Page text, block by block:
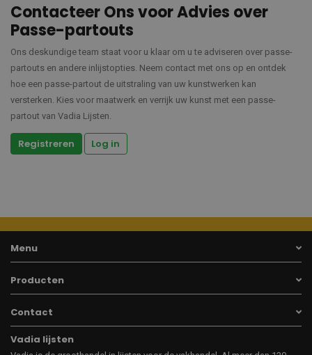
Contacteer Ons voor Advies over
Passe-partouts
Ons deskundige team staat voor u klaar om u te adviseren over passe-
partouts en andere inlijstopties. Neem contact met ons op en ontdek
hoe een passe-partout de uitstraling van uw kunstwerken kan
versterken. Kies voor maatwerk en verrijk uw kunst met een passe-
partout van Vadia Lijsten.
Registreren Log in
Menu
Producten
Contact
Vadia lijsten